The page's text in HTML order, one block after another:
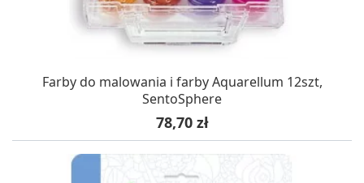
Farby do malowania i farby Aquarellum 12szt,
SentoSphere
Cena
78,70 zł